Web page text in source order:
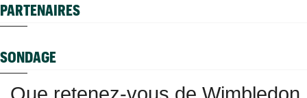
WTA - Toronto
Jelena Ostapenko dénonce les messages haineux après son
PARTENAIRES
SONDAGE